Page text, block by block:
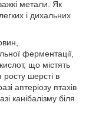
метали. Як
і дихальних
ферментації,
що містять
шерсті в
аптеріозу птахів
канібалізму біля